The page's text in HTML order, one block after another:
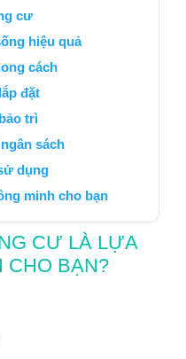
cư
hiệu quả
cách
đặt
trì
sách
dụng
minh cho bạn
CƯ LÀ LỰA
CHO BẠN?